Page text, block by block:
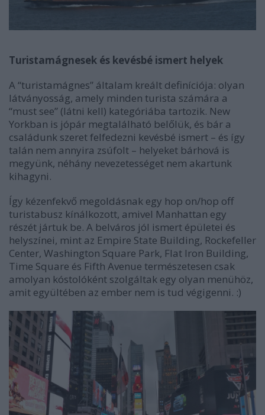
Turistamágnesek és kevésbé ismert helyek
A “turistamágnes” általam kreált definíciója: olyan
látványosság, amely minden turista számára a
“must see” (látni kell) kategóriába tartozik. New
Yorkban is jópár megtalálható belőlük, és bár a
családunk szeret felfedezni kevésbé ismert – és így
talán nem annyira zsúfolt – helyeket bárhová is
megyünk, néhány nevezetességet nem akartunk
kihagyni.
Így kézenfekvő megoldásnak egy hop on/hop off
turistabusz kínálkozott, amivel Manhattan egy
részét jártuk be. A belváros jól ismert épületei és
helyszínei, mint az Empire State Building, Rockefeller
Center, Washington Square Park, Flat Iron Building,
Time Square és Fifth Avenue természetesen csak
amolyan kóstolóként szolgáltak egy olyan menühöz,
amit együltében az ember nem is tud végigenni. :)